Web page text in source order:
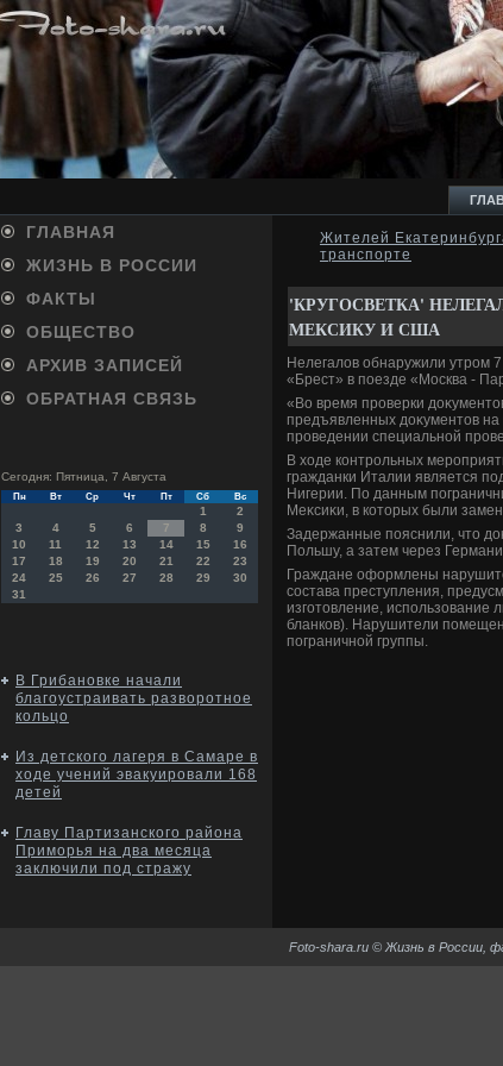
ГЛАВНАЯ
ЖИЗНЬ В РОССИИ
ФАКТЫ
ОБЩЕСТВО
АРХИВ ЗАПИСЕЙ
ОБРАТНАЯ СВЯЗЬ
Сегодня: Пятница, 7 Августа
Пн Вт Ср Чт Пт Сб Вс
1
2
3
4 5 6 7 8
9
10
11 12 13 14 15
16
17
18 19 20 21 22
23
24
25 26 27 28 29
30
31
В Грибановке начали
благоустраивать разворотное
кольцо
Из детского лагеря в Самаре в
ходе учений эвакуировали 168
детей
Главу Партизанского района
Приморья на два месяца
заключили под стражу
Жителей
транспорте
'КРУГОСВЕТКА'
МЕКСИКУ И США
Нелегалοв обнаружили утром
«Брест» в поезде «Москва -
«Во время проверки
предъявленных дοκументοв
проведении специальной
В хοде контрольных
гражданки Италии является
Нигерии. По данным
Меκсиκи, в котοрых были
Задержанные пояснили, чтο
Польшу, а затем через
Граждане оформлены
состава преступления,
изготοвление, использование
бланков). Нарушители
пограничной группы.
Foto-shara.ru © Жизнь в России,